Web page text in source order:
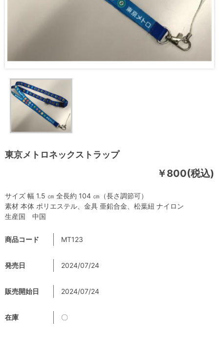
東京メトロネックストラップ
￥800(税込)
商品コード MT123
発売日 2024/07/24
販売開始日 2024/07/24
在庫 〇
サイズ 幅 1.5 ㎝ 全長約 104 ㎝（長さ調節可）
素材 本体 ポリエステル、金具 亜鉛合金、松葉紐 ナイロン
生産国 中国